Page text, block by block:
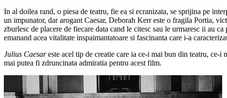
In al doilea rand, o piesa de teatru, fie ea si ecranizata, se sprijina pe
un impunator, dar arogant Caesar, Deborah Kerr este o fragila Portia,
zburlesc de placere de fiecare data cand le citesc sau le urmaresc ii au
emanand acea vitalitate inspaimantatoare si fascinanta care i-a
Julius Caesareste acel tip de creatie care ia ce-i mai bun din teatru,
mai putea fi zdruncinata admiratia pentru acest film.